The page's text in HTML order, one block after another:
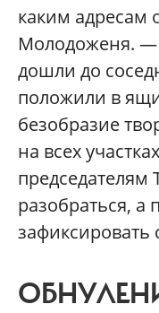
каким адресам
Молодоженя.
дошли до
положили в
безобразие
на всех
разобраться, а
зафиксировать